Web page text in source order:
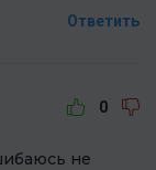
Ответить
0
не